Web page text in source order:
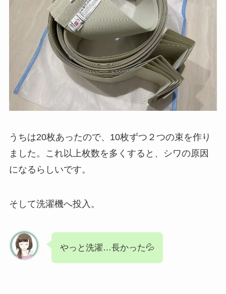
うちは20枚あったので、10枚ずつ２つの束を作り
ました。これ以上枚数を多くすると、シワの原因
になるらしいです。
そして洗濯機へ投入。
やっと洗濯…長かった💦